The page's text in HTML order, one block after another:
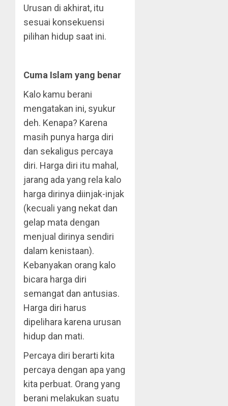
Urusan di akhirat, itu
sesuai konsekuensi
pilihan hidup saat ini.
Cuma Islam yang benar
Kalo kamu berani
mengatakan ini, syukur
deh. Kenapa? Karena
masih punya harga diri
dan sekaligus percaya
diri. Harga diri itu mahal,
jarang ada yang rela kalo
harga dirinya diinjak-injak
(kecuali yang nekat dan
gelap mata dengan
menjual dirinya sendiri
dalam kenistaan).
Kebanyakan orang kalo
bicara harga diri
semangat dan antusias.
Harga diri harus
dipelihara karena urusan
hidup dan mati.
Percaya diri berarti kita
percaya dengan apa yang
kita perbuat. Orang yang
berani melakukan suatu